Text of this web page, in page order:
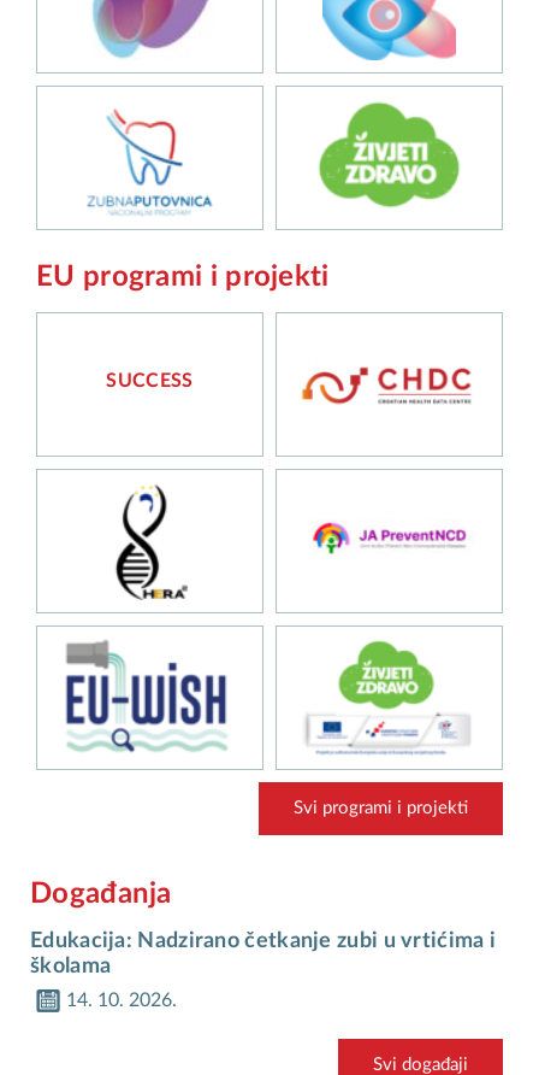
EU programi i projekti
SUCCESS
Svi programi i projekti
Događanja
Edukacija: Nadzirano četkanje zubi u vrtićima i
školama
14. 10. 2026.
Svi događaji